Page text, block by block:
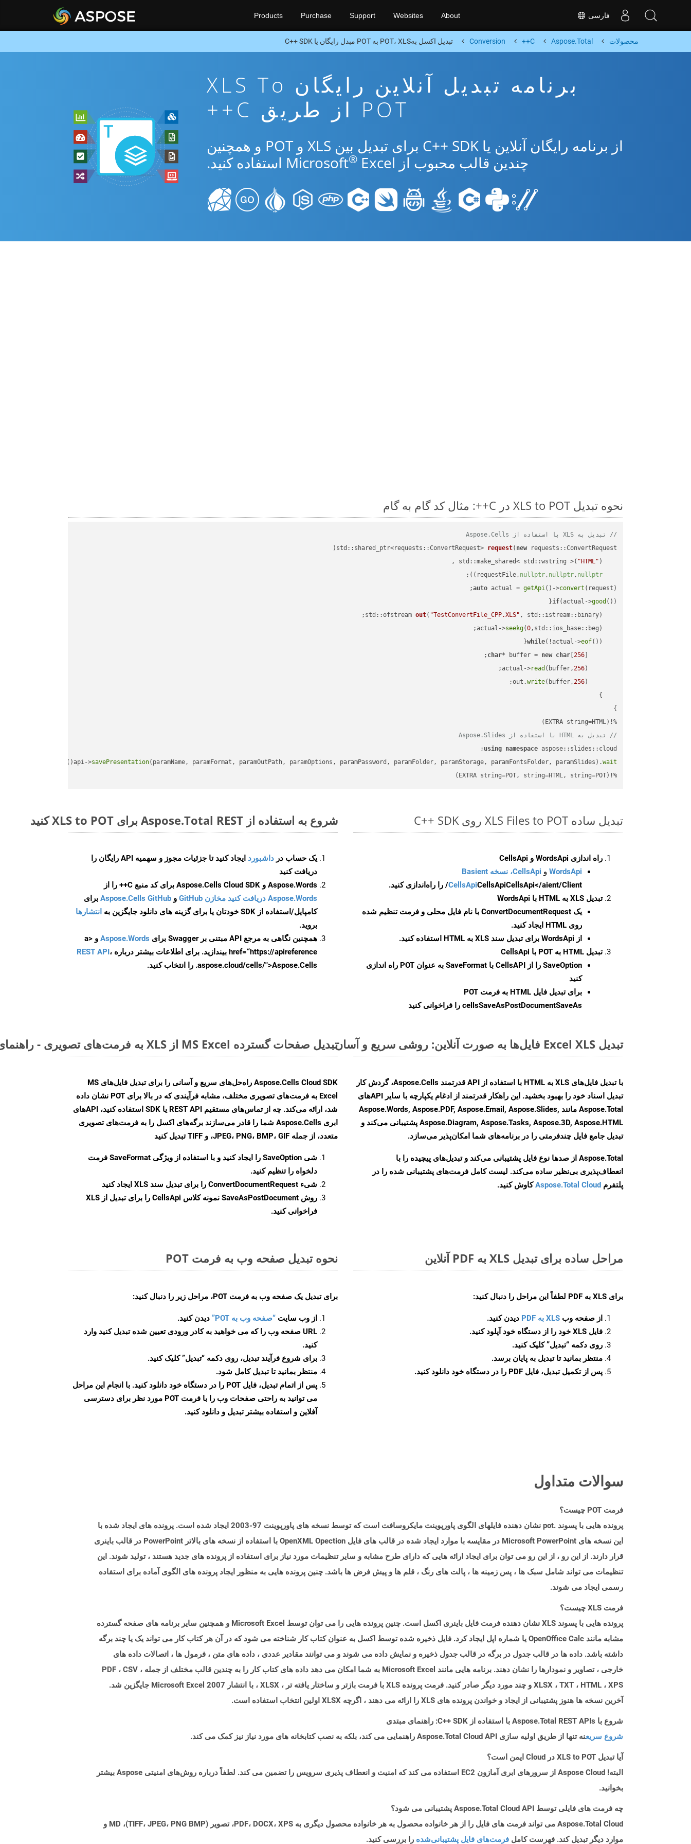
فارسی Products Purchase Support Websites About
محصولات Aspose.Total
C++
Conversion تبدیل اکسل بهPOT، XLS به POT مبدل رایگان یا C++ SDK
برنامه تبدیل آنلاین رایگان XLS To
POT از طریق C++
از برنامه رایگان آنلاین یا C++ SDK برای تبدیل بین XLS و POT و همچنین
چندین قالب محبوب از Microsoft
® Excel استفاده کنید.
نحوه تبدیل XLS to POT در C++: مثال کد گام به گام
// تبدیل به XLS با استفاده از Aspose.Cells
std::shared_ptr<requests::ConvertRequest> request( new
"HTML"
    requestFile,
nullptr, nullptr, nullptr
))
;
auto actual = getApi()->convert (request);
if(actual->good
std::ofstream out( "TestConvertFile_CPP.XLS" , std::istream::binary)
seekg(0
while(!actual->eof
char* buffer = new char[ 256
read (buffer,256
write(buffer,256
%!(EXTRA string=HTML)
// تبدیل به HTML با استفاده از Aspose.Slides
using namespace
api->savePresentation(paramName, paramFormat, paramOutPath, paramOptions, paramPassword, paramFolder, paramStorage, paramFontsFolder, paramSlides).wait
%!(EXTRA string=POT, string=HTML, string=POT)
تبدیل ساده XLS Files to POT روی C++ SDK
راه اندازی WordsApi و CellsApi
WordsApi و CellsApi، نسخه Basient
CellsApiCellsApiCellsApi</aient/Client/ را راه‌اندازی کنید.
تبدیل XLS به HTML با WordsApi
یک ConvertDocumentRequest با نام فایل محلی و فرمت تنظیم شده
روی HTML ایجاد کنید.
از WordsApi برای تبدیل سند XLS به HTML استفاده کنید.
تبدیل HTML به POT با CellsApi
SaveOption
را از CellsAPI با SaveFormat به عنوان POT راه اندازی
کنید
برای تبدیل فایل HTML به فرمت
POT
cellsSaveAsPostDocumentSaveAs را فراخوانی کنید
شروع به استفاده از Aspose.Total REST برای XLS to POT کنید
یک حساب در داشبورد
ایجاد کنید تا جزئیات مجوز و سهمیه API رایگان را
دریافت کنید
Aspose.Words و Aspose.Cells Cloud SDK برای کد منبع C++ را از
Aspose.Words دریافت کنید مخازن GitHub
و Aspose.Cells GitHub برای
کامپایل/استفاده از SDK خودتان یا برای گزینه های دانلود جایگزین به
انتشارها
بروید.
همچنین نگاهی به مرجع API مبتنی بر Swagger برای
Aspose.Words
و <a
href=“https://apireference بیندازید. برای اطلاعات بیشتر درباره
REST API،
.aspose.cloud/cells/">Aspose.Cells را انتخاب کنید.
تبدیل Excel XLS فایل‌ها به صورت آنلاین: روشی سریع و آسان
با تبدیل فایل‌های XLS به HTML با استفاده از API قدرتمند Aspose.Cells، گردش کار
تبدیل اسناد خود را بهبود بخشید. این راهکار قدرتمند از ادغام یکپارچه با سایر APIهای
Aspose.Total مانند Aspose.Words, Aspose.PDF, Aspose.Email, Aspose.Slides,
Aspose.Diagram, Aspose.Tasks, Aspose.3D, Aspose.HTML پشتیبانی می‌کند و
تبدیل جامع فایل چندفرمتی را در برنامه‌های شما امکان‌پذیر می‌سازد.
Aspose.Total از صدها نوع فایل پشتیبانی می‌کند و تبدیل‌های پیچیده را با
انعطاف‌پذیری بی‌نظیر ساده می‌کند. لیست کامل فرمت‌های پشتیبانی شده را در
پلتفرم Aspose.Total Cloudکاوش کنید.
تبدیل صفحات گسترده MS Excel از XLS به فرمت‌های تصویری - راهنمای گام به گام
Aspose.Cells Cloud SDK راه‌حل‌های سریع و آسانی را برای تبدیل فایل‌های MS
Excel به فرمت‌های تصویری مختلف، مشابه فرآیندی که در بالا برای POT نشان داده
شد، ارائه می‌کند. چه از تماس‌های مستقیم REST API یا SDK استفاده کنید، APIهای
ابری Aspose.Cells شما را قادر می‌سازند برگه‌های اکسل را به فرمت‌های تصویری
متعدد، از جمله JPEG، PNG، BMP، GIF، و TIFF تبدیل کنید
شی SaveOption را ایجاد کنید و با استفاده از ویژگی SaveFormat فرمت
دلخواه را تنظیم کنید.
شیء ConvertDocumentRequest را برای تبدیل سند XLS ایجاد کنید
روش SaveAsPostDocument
نمونه کلاس CellsApi را برای تبدیل از XLS
فراخوانی کنید.
مراحل ساده برای تبدیل XLS به PDF آنلاین
برای XLS به PDF لطفاً این مراحل را دنبال کنید:
از صفحه وب XLS به PDF
دیدن کنید.
فایل XLS خود را از دستگاه خود آپلود کنید.
روی دکمه “تبدیل”کلیک کنید.
منتظر بمانید تا تبدیل به پایان برسد.
پس از تکمیل تبدیل، فایل PDF را در دستگاه خود دانلود کنید.
نحوه تبدیل صفحه وب به فرمت POT
برای تبدیل یک صفحه وب به فرمت POT، مراحل زیر را دنبال کنید:
از وب سایت “صفحه وب به POT”
دیدن کنید.
URL صفحه وب را که می خواهید به کادر ورودی تعیین شده تبدیل کنید وارد
کنید.
برای شروع فرآیند تبدیل، روی دکمه “تبدیل” کلیک کنید.
منتظر بمانید تا تبدیل کامل شود.
پس از اتمام تبدیل، فایل POT را در دستگاه خود دانلود کنید. با انجام این مراحل
می توانید به راحتی صفحات وب را با فرمت POT مورد نظر برای دسترسی
آفلاین و استفاده بیشتر تبدیل و دانلود کنید.
سوالات متداول
فرمت POT چیست؟
پرونده هایی با پسوند .pot نشان دهنده فایلهای الگوی پاورپوینت مایکروسافت است که توسط نسخه های پاورپوینت 97-2003 ایجاد شده است. پرونده های ایجاد شده با
این نسخه های Microsoft PowerPoint در مقایسه با موارد ایجاد شده در قالب های فایل OpenXML Opection با استفاده از نسخه های بالاتر PowerPoint در قالب باینری
قرار دارند. از این رو ، از این رو می توان برای ایجاد ارائه هایی که دارای طرح مشابه و سایر تنظیمات مورد نیاز برای استفاده از پرونده های جدید هستند ، تولید شوند. این
تنظیمات می تواند شامل سبک ها ، پس زمینه ها ، پالت های رنگ ، قلم ها و پیش فرض ها باشد. چنین پرونده هایی به منظور ایجاد پرونده های الگوی آماده برای استفاده
رسمی ایجاد می شوند.
فرمت XLS چیست؟
پرونده هایی با پسوند XLS نشان دهنده فرمت فایل باینری اکسل است. چنین پرونده هایی را می توان توسط Microsoft Excel و همچنین سایر برنامه های صفحه گسترده
مشابه مانند OpenOffice Calc یا شماره اپل ایجاد کرد. فایل ذخیره شده توسط اکسل به عنوان کتاب کار شناخته می شود که در آن هر کتاب کار می تواند یک یا چند برگه
داشته باشد. داده ها در قالب جدول در برگه در قالب جدول ذخیره و نمایش داده می شوند و می توانند مقادیر عددی ، داده های متن ، فرمول ها ، اتصالات داده های
خارجی ، تصاویر و نمودارها را نشان دهند. برنامه هایی مانند Microsoft Excel به شما امکان می دهد داده های کتاب کار را به چندین قالب مختلف از جمله PDF ، CSV ،
XLSX ، TXT ، HTML ، XPS و چند مورد دیگر صادر کنید. فرمت پرونده XLS با فرمت بازتر و ساختار یافته تر ، XLSX ، با انتشار Microsoft Excel 2007 جایگزین شد.
آخرین نسخه ها هنوز پشتیبانی از ایجاد و خواندن پرونده های XLS را ارائه می دهند ، اگرچه XLSX اولین انتخاب استفاده است.
شروع با Aspose.Total REST APIs با استفاده از C++ SDK: راهنمای مبتدی
شروع سریعنه تنها از طریق اولیه سازی Aspose.Total Cloud API راهنمایی می کند، بلکه به نصب کتابخانه های مورد نیاز نیز کمک می کند.
آیا تبدیل XLS to POT در Cloud ایمن است؟
البته! Aspose Cloud از سرورهای ابری آمازون EC2 استفاده می کند که امنیت و انعطاف پذیری سرویس را تضمین می کند. لطفاً درباره روش‌های امنیتی Aspose بیشتر
بخوانید.
چه فرمت های فایلی توسط Aspose.Total Cloud API پشتیبانی می شود؟
Aspose.Total Cloud می تواند فرمت های فایل را از هر خانواده محصول به هر خانواده محصول دیگری به PDF، DOCX، XPS، تصویر (TIFF، JPEG، PNG BMP)، MD و
موارد دیگر تبدیل کند. فهرست کامل فرمت‌های فایل پشتیبانی‌شده را بررسی کنید.